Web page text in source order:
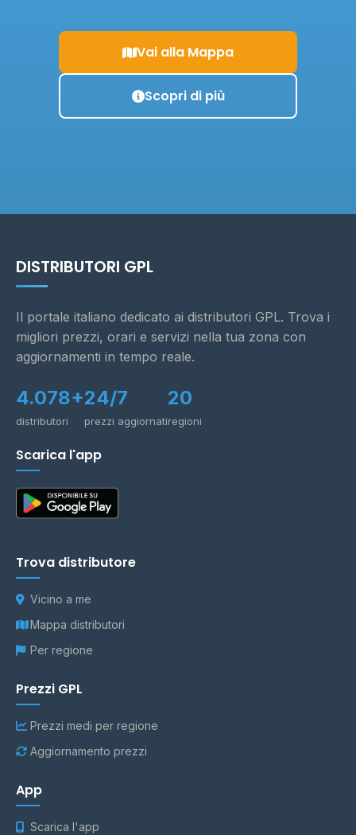
Vai alla Mappa
Scopri di più
DISTRIBUTORI GPL
Il portale italiano dedicato ai distributori GPL. Trova i
migliori prezzi, orari e servizi nella tua zona con
aggiornamenti in tempo reale.
4.078+
distributori
24/7
prezzi aggiornati
20
regioni
Scarica l'app
Trova distributore
Vicino a me
Mappa distributori
Per regione
Prezzi GPL
Prezzi medi per regione
Aggiornamento prezzi
App
Scarica l'app